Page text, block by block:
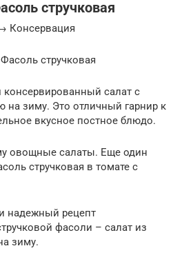
стручковая
Консервация
стручковая
консервированный салат с
зиму. Это отличный гарнир к
вкусное постное блюдо.
овощные салаты. Еще один
стручковая в томате с
надежный рецепт
фасоли – салат из
зиму.